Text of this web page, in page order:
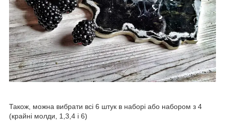
Також, можна вибрати всі 6 штук в наборі або набором з 4
(крайні молди, 1,3,4 і 6)